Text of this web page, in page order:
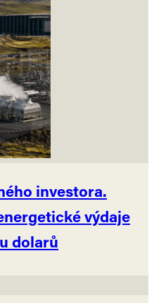
investora.
výdaje
dolarů